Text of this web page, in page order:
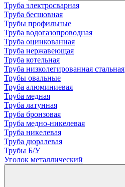
Труба электросварная
Труба бесшовная
Трубы профильные
Труба водогазопроводная
Труба оцинкованная
Труба нержавеющая
Труба котельная
Труба низколегированная стальная
Трубы овальные
Труба алюминиевая
Труба медная
Труба латунная
Труба бронзовая
Труба медно-никелевая
Труба никелевая
Труба дюралевая
Трубы Б/У
Уголок металлический